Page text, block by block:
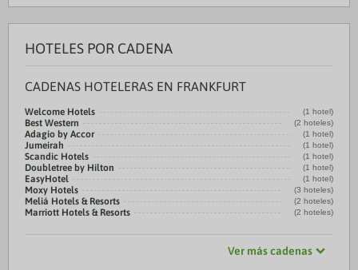
HOTELES POR CADENA
CADENAS HOTELERAS EN FRANKFURT
Welcome Hotels (1 hotel)
Best Western (2 hoteles)
Adagio by Accor (1 hotel)
Jumeirah (1 hotel)
Scandic Hotels (1 hotel)
Doubletree by Hilton (1 hotel)
EasyHotel (1 hotel)
Moxy Hotels (3 hoteles)
Meliá Hotels & Resorts (2 hoteles)
Marriott Hotels & Resorts (2 hoteles)
Ver más cadenas